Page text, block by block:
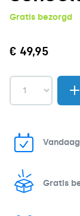
Gratis bezorgd
€ 49,95
Gratis